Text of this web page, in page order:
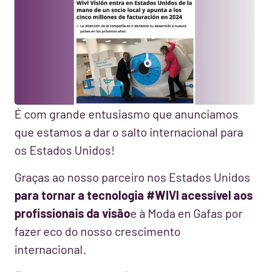
É com grande entusiasmo que anunciamos
que estamos a dar o salto internacional para
os Estados Unidos!
Graças ao nosso parceiro nos Estados Unidos
para tornar a tecnologia #WIVI acessível aos
profissionais da visãoe à Moda en Gafas por
fazer eco do nosso crescimento
internacional.